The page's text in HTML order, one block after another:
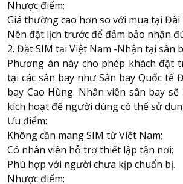
Nhược điểm:
Giá thường cao hơn so với mua tại Đài
Nên đặt lịch trước để đảm bảo nhận
2. Đặt SIM tại Việt Nam -Nhận tại sân
Phương án này cho phép khách đặt
tại các sân bay như Sân bay Quốc tế
bay Cao Hùng. Nhân viên sân bay
kích hoạt để người dùng có thể sử
Ưu điểm:
Không cần mang SIM từ Việt Nam;
Có nhân viên hỗ trợ thiết lập tận nơi;
Phù hợp với người chưa kịp chuẩn bị.
Nhược điểm: